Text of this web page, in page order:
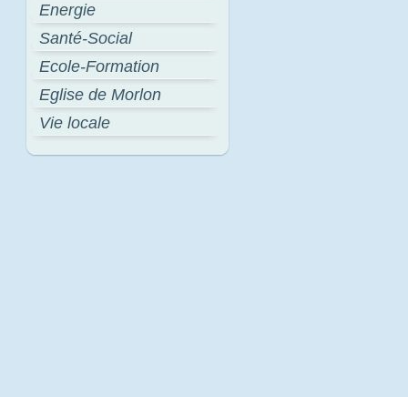
Energie
Santé-Social
Ecole-Formation
Eglise de Morlon
Vie locale